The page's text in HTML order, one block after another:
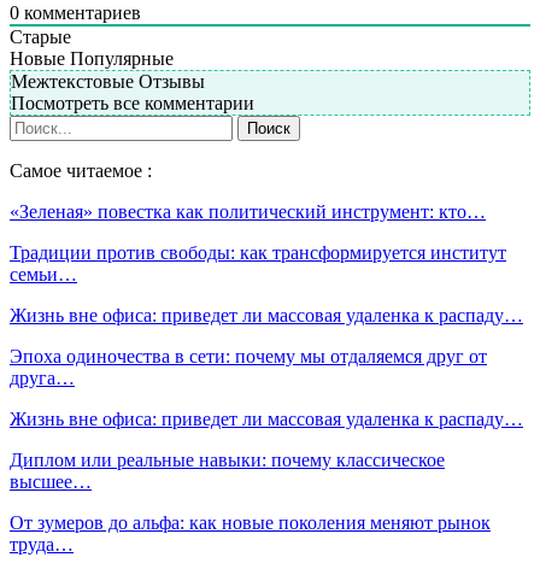
0 комментариев
Старые
Новые Популярные
Межтекстовые Отзывы
Посмотреть все комментарии
Самое читаемое :
«Зеленая» повестка как политический инструмент: кто…
Традиции против свободы: как трансформируется институт
семьи…
Жизнь вне офиса: приведет ли массовая удаленка к распаду…
Эпоха одиночества в сети: почему мы отдаляемся друг от
друга…
Жизнь вне офиса: приведет ли массовая удаленка к распаду…
Диплом или реальные навыки: почему классическое
высшее…
От зумеров до альфа: как новые поколения меняют рынок
труда…